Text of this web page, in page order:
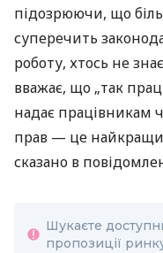
підозрюючи, що
суперечить
роботу, хтось не
вважає, що „так
надає працівникам
прав — це
сказано в
Шукаєте
пропозиції